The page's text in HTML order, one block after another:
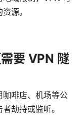
源。
要 VPN 隧
咖啡店、机场等公
劫持或监听。